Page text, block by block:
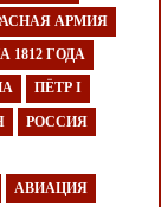
АРМИЯ
1812 ГОДА
ПЁТР I
РОССИЯ
АВИАЦИЯ